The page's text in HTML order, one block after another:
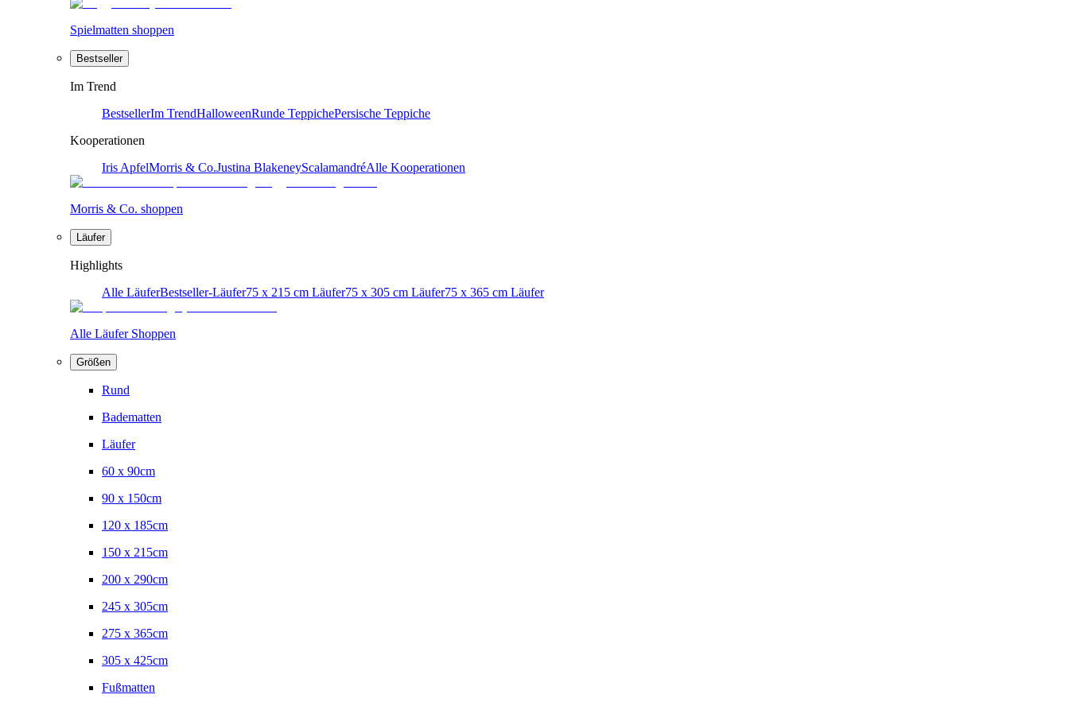
Spielmatten shoppen
Bestseller
Im Trend
BestsellerIm TrendHalloweenRunde TeppichePersische Teppiche
Kooperationen
Iris ApfelMorris & Co.Justina BlakeneyScalamandréAlle Kooperationen
Morris & Co. shoppen
Läufer
Highlights
Alle LäuferBestseller-Läufer75 x 215 cm Läufer75 x 305 cm Läufer75 x 365 cm Läufer
Alle Läufer Shoppen
Größen
Rund
Badematten
Läufer
60 x 90cm
90 x 150cm
120 x 185cm
150 x 215cm
200 x 290cm
245 x 305cm
275 x 365cm
305 x 425cm
Fußmatten